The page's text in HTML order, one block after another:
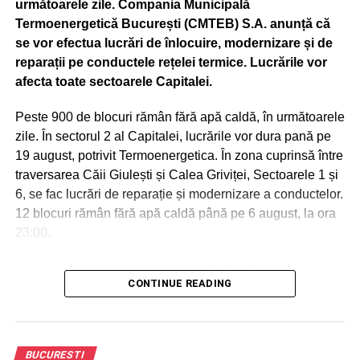
(uniforme naţionale şi internaţionale), puse la dispoziţie
de Inspectoratul General al Jandarmeriei Române,
materiale şi machete puse la dispoziţie de Institutul
Astronomic al Academiei Române şi de Observatorul
Astronomic Amiral Vasile Urseanu – Muzeul Municipiului
Societatea de Transport Bucureşti.
CASA DINU LIPATTI (BD. LASCĂR CATARGIU, NR. 12)
Vineri, 20 septembrie, ora 18.00 – „Zilele Bucureştiului” la
Casa Dinu Lipatti – Recital Tinere Talente. Eveniment
organizat de Muzeul Municipiului Bucureşti şi Fundaţia
Regală Margareta a României. Accesul este gratuit în
Solişti: Iuliana Ioana (soprană), Olga Florea (soprană),
Daniel Dumitrascu (pian) – studenţi la Universitatea
Bizet, C. Debussy, E. Doga, Bach-Busoni, G. Verdi, A.
următoarele zile. Compania Municipală
Termoenergetică București (CMTEB) S.A. anunță că
se vor efectua lucrări de înlocuire, modernizare și de
reparații pe conductele rețelei termice. Lucrările vor
afecta toate sectoarele Capitalei.
Peste 900 de blocuri rămân fără apă caldă, în următoarele
zile. În sectorul 2 al Capitalei, lucrările vor dura pană pe
19 august, potrivit Termoenergetica. În zona cuprinsă între
traversarea Căii Giulești și Calea Griviței, Sectoarele 1 și
6, se fac lucrări de reparație și modernizare a conductelor.
12 blocuri rămân fără apă caldă până pe 6 august, la ora
23:00.
Anul de punere în funcțiune a conductei din această zonă
De asemenea, conductele vor fi reparate și în zona
CONTINUE READING
BUCURESTI